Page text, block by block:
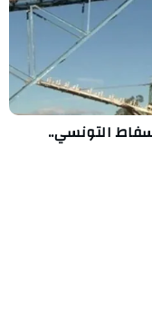
التونسي..